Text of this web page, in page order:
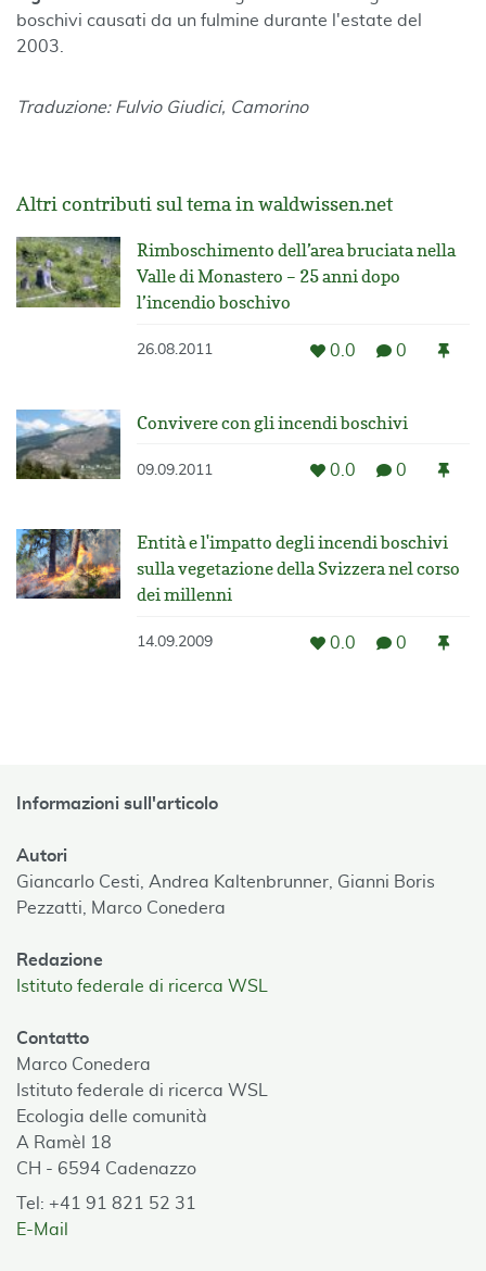
boschivi causati da un fulmine durante l'estate del
2003.
Traduzione: Fulvio Giudici, Camorino
Altri contributi sul tema in waldwissen.net
Rimboschimento dell’area bruciata nella
Valle di Monastero – 25 anni dopo
l’incendio boschivo
26.08.2011 0.0 0
Convivere con gli incendi boschivi
09.09.2011 0.0 0
Entità e l'impatto degli incendi boschivi
sulla vegetazione della Svizzera nel corso
dei millenni
14.09.2009 0.0 0
Informazioni sull'articolo
Autori
Giancarlo Cesti, Andrea Kaltenbrunner, Gianni Boris
Pezzatti,
Marco Conedera
Redazione
Istituto federale di ricerca WSL
Contatto
Marco Conedera
Istituto federale di ricerca WSL
Ecologia delle comunità
A Ramèl 18
CH - 6594 Cadenazzo
Tel: +41 91 821 52 31
E-Mail